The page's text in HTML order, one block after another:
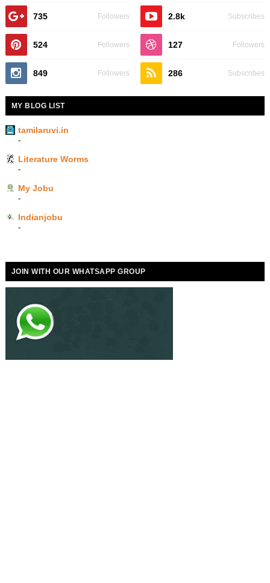
735 Followers 2.8k Subscribes
524 Followers 127 Followers
849 Followers 286 Subscribes
MY BLOG LIST
tamilaruvi.in
-
Literature Worms
-
My Jobu
-
Indianjobu
-
JOIN WITH OUR WHATSAPP GROUP